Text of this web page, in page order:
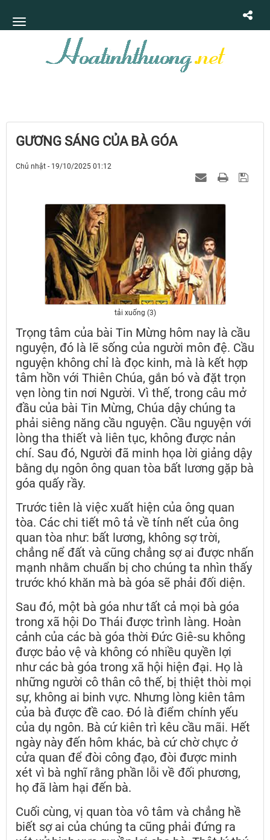
GƯƠNG SÁNG CỦA BÀ GÓA
Chủ nhật - 19/10/2025 01:12
tải xuống (3)
Trọng tâm của bài Tin Mừng hôm nay là cầu
nguyện, đó là lẽ sống của người môn đệ. Cầu
nguyện không chỉ là đọc kinh, mà là kết hợp
tâm hồn với Thiên Chúa, gắn bó và đặt trọn
vẹn lòng tin nơi Người. Vì thế, trong câu mở
đầu của bài Tin Mừng, Chúa dậy chúng ta
phải siêng năng cầu nguyện. Cầu nguyện với
lòng tha thiết và liên tục, không được nản
chí. Sau đó, Người đã minh họa lời giảng dậy
bằng dụ ngôn ông quan tòa bất lương gặp bà
góa quấy rầy.
Trước tiên là việc xuất hiện của ông quan
tòa. Các chi tiết mô tả về tính nết của ông
quan tòa như: bất lương, không sợ trời,
chẳng nể đất và cũng chẳng sợ ai được nhấn
mạnh nhằm chuẩn bị cho chúng ta nhìn thấy
trước khó khăn mà bà góa sẽ phải đối diện.
Sau đó, một bà góa như tất cả mọi bà góa
trong xã hội Do Thái được trình làng. Hoàn
cảnh của các bà góa thời Đức Giê-su không
được bảo vệ và không có nhiều quyền lợi
như các bà góa trong xã hội hiện đại. Họ là
những người cô thân cô thế, bị thiệt thòi mọi
sự, không ai binh vực. Nhưng lòng kiên tâm
của bà được đề cao. Đó là điểm chính yếu
của dụ ngôn. Bà cứ kiên trì kêu cầu mãi. Hết
ngày này đến hôm khác, bà cứ chờ chực ở
cửa quan để đòi công đạo, đòi được minh
xét vì bà nghĩ rằng phần lỗi về đối phương,
họ đã làm hại đến bà.
Cuối cùng, vị quan tòa vô tâm và chẳng hề
biết sợ ai của chúng ta cũng phải đứng ra